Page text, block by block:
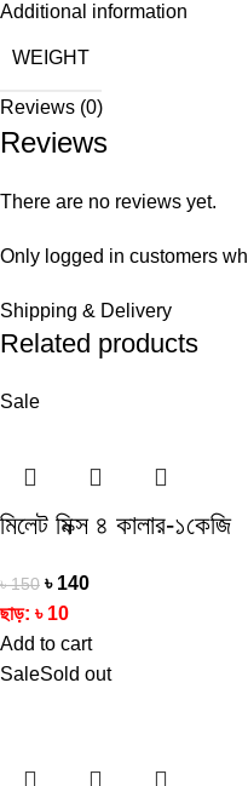
Additional information
WEIGHT
Reviews (0)
Reviews
There are no reviews yet.
Only logged in customers
Shipping & Delivery
Related products
Sale
মিলেট মিক্স ৪ কালার-১কেজি
৳150 ৳ 140
ছাড়: ৳ 10
Add to cart
SaleSold out